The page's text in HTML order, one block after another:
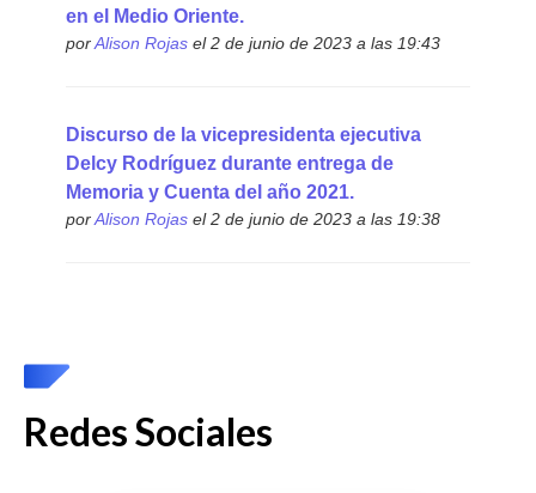
en el Medio Oriente.
porAlison Rojasel 2 de junio de 2023 a las 19:43
Discurso de la vicepresidenta ejecutiva
Delcy Rodríguez durante entrega de
Memoria y Cuenta del año 2021.
porAlison Rojasel 2 de junio de 2023 a las 19:38
Redes Sociales